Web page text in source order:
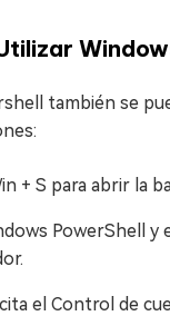
también se
+ S para abrir la
PowerShell y
el Control de